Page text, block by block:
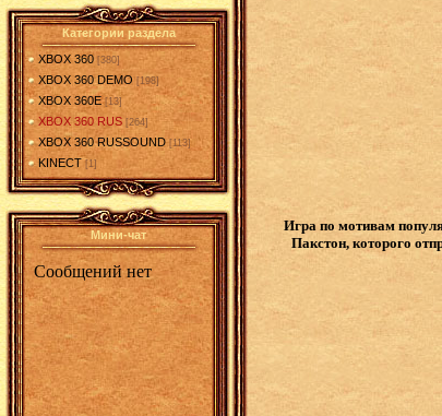
Категории раздела
XBOX 360 [380]
XBOX 360 DEMO [198]
XBOX 360E [13]
XBOX 360 RUS [264]
XBOX 360 RUSSOUND [113]
KINECT [1]
Мини-чат
Игра по мотивам
Пакстон, которого